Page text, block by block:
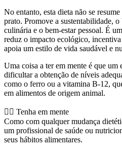
No entanto, esta dieta não se
prato. Promove a sustentabilidade,
culinária e o bem-estar pessoal. É
reduz o impacto ecológico,
apoia um estilo de vida saudável e
Uma coisa a ter em mente é que
dificultar a obtenção de níveis
como o ferro ou a vitamina B-12,
em alimentos de origem animal.
👨‍⚕️️ Tenha em mente
Como com qualquer mudança
um profissional de saúde ou
seus hábitos alimentares.